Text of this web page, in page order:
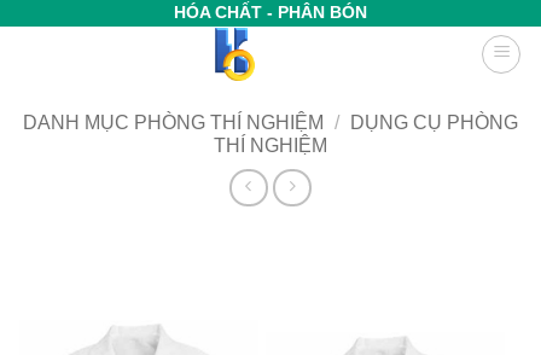
HÓA CHẤT - PHÂN BÓN
DANH MỤC PHÒNG THÍ NGHIỆM /
DỤNG CỤ PHÒNG
THÍ NGHIỆM